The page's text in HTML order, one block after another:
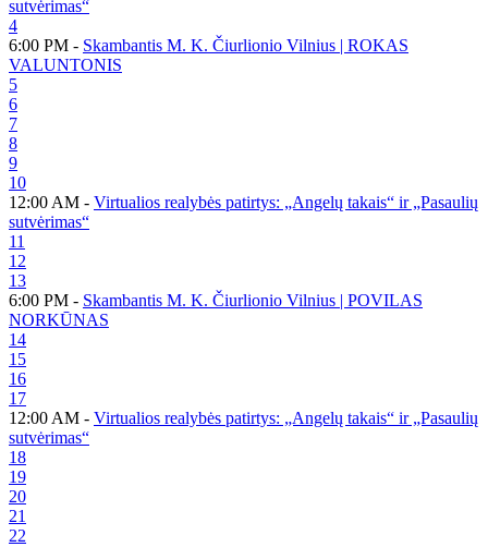
sutvėrimas“
4
6:00 PM - Skambantis M. K. Čiurlionio Vilnius | ROKAS
VALUNTONIS
5
6
7
8
9
10
12:00 AM - Virtualios realybės patirtys: „Angelų takais“ ir „Pasaulių
sutvėrimas“
11
12
13
6:00 PM - Skambantis M. K. Čiurlionio Vilnius | POVILAS
NORKŪNAS
14
15
16
17
12:00 AM - Virtualios realybės patirtys: „Angelų takais“ ir „Pasaulių
sutvėrimas“
18
19
20
21
22